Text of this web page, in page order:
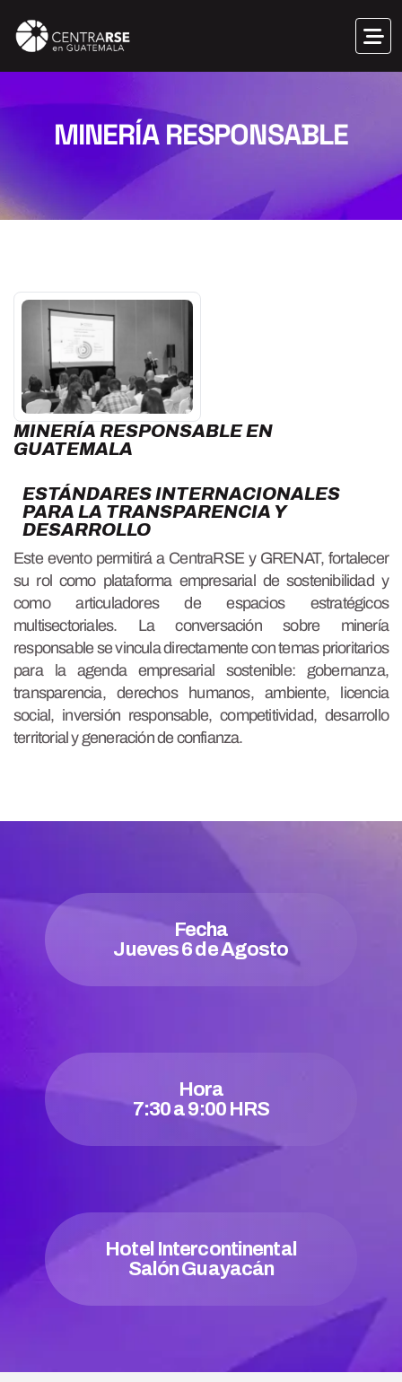
MINERÍA RESPONSABLE
MINERÍA RESPONSABLE EN
GUATEMALA
ESTÁNDARES INTERNACIONALES
PARA LA TRANSPARENCIA Y
DESARROLLO
Este evento permitirá a CentraRSE y GRENAT, fortalecer
su rol como plataforma empresarial de sostenibilidad y
como articuladores de espacios estratégicos
multisectoriales. La conversación sobre minería
responsable se vincula directamente con temas prioritarios
para la agenda empresarial sostenible: gobernanza,
transparencia, derechos humanos, ambiente, licencia
social, inversión responsable, competitividad, desarrollo
territorial y generación de confianza.
Fecha
Jueves 6 de Agosto
Hora
7:30 a 9:00 HRS
Hotel Intercontinental
Salón Guayacán